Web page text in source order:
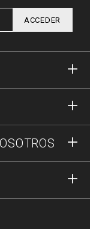
ACCEDER